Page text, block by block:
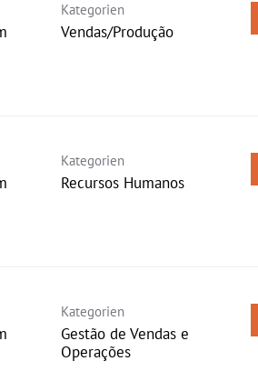
Kategorien
Vendas/Produção
Kategorien
Recursos Humanos
Kategorien
Gestão de Vendas e
Operações